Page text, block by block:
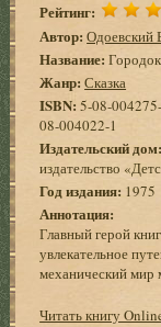
Рейтинг:
Автор: Одоевский
Название:
Жанр: Сказка
ISBN: 5-08-
08-004022-1
Издательский дом:
издательство
Год издания: 1975
Аннотация:
Главный герой
увлекательное
механический мир
Читать книгу